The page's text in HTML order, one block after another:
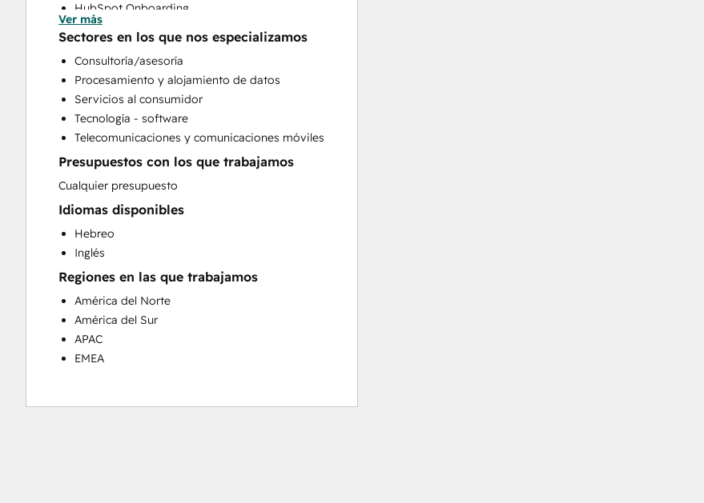
HubSpot Onboarding
Knowledge Base Development
Programmable Automation
Website Design
Website Development
Website Migration
Ver más
Sectores en los que nos especializamos
Consultoría/asesoría
Procesamiento y alojamiento de datos
Servicios al consumidor
Tecnología - software
Telecomunicaciones y comunicaciones móviles
Presupuestos con los que trabajamos
Cualquier presupuesto
Idiomas disponibles
Hebreo
Inglés
Regiones en las que trabajamos
América del Norte
América del Sur
APAC
EMEA